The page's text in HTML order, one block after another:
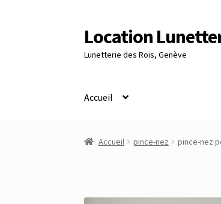
Aller
à
la
Aller
au
contenu
Location
Lunetterie des Rois, Genève
Accueil
Accueil Altimètre Artaria Genève
Accueil pince-nez pince-nez